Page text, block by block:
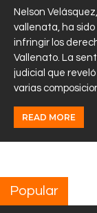
Nelson
vallenata, ha
infringir los
Vallenato. La
judicial que
varias
READ MORE
Popular